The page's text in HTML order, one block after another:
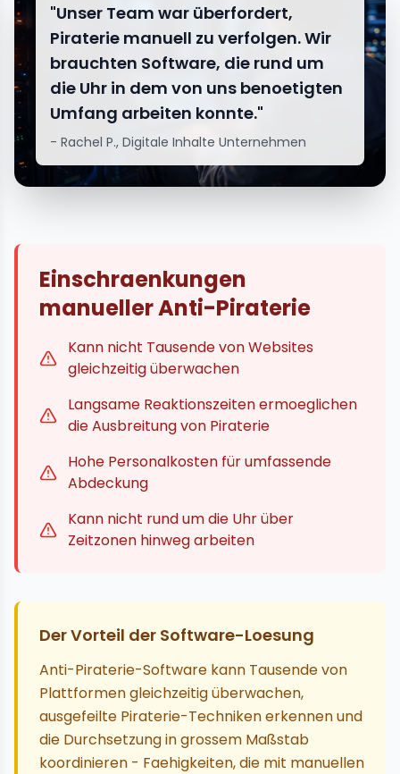
"Unser Team war überfordert,
Piraterie manuell zu verfolgen. Wir
brauchten Software, die rund um
die Uhr in dem von uns benoetigten
Umfang arbeiten konnte."
- Rachel P., Digitale Inhalte Unternehmen
Einschraenkungen
manueller Anti-Piraterie
Kann nicht Tausende von Websites
gleichzeitig überwachen
Langsame Reaktionszeiten ermoeglichen
die Ausbreitung von Piraterie
Hohe Personalkosten für umfassende
Abdeckung
Kann nicht rund um die Uhr über
Zeitzonen hinweg arbeiten
Der Vorteil der Software-Loesung
Anti-Piraterie-Software kann Tausende von
Plattformen gleichzeitig überwachen,
ausgefeilte Piraterie-Techniken erkennen und
die Durchsetzung in grossem Maßstab
koordinieren - Faehigkeiten, die mit manuellen